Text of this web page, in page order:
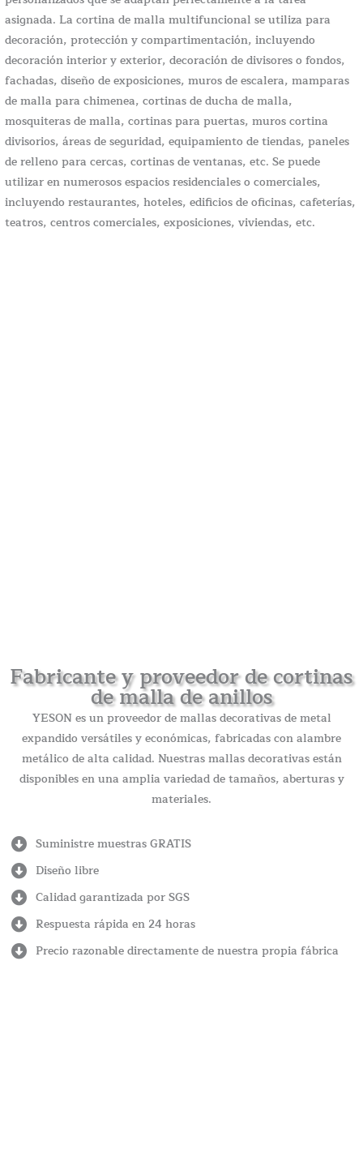
asignada. La cortina de malla multifuncional se utiliza para
decoración, protección y compartimentación, incluyendo
decoración interior y exterior, decoración de divisores o fondos,
fachadas, diseño de exposiciones, muros de escalera, mamparas
de malla para chimenea, cortinas de ducha de malla,
mosquiteras de malla, cortinas para puertas, muros cortina
divisorios, áreas de seguridad, equipamiento de tiendas, paneles
de relleno para cercas, cortinas de ventanas, etc. Se puede
utilizar en numerosos espacios residenciales o comerciales,
incluyendo restaurantes, hoteles, edificios de oficinas, cafeterías,
teatros, centros comerciales, exposiciones, viviendas, etc.
Fabricante y proveedor de cortinas
de malla de anillos
YESON es un proveedor de mallas decorativas de metal
expandido versátiles y económicas, fabricadas con alambre
metálico de alta calidad. Nuestras mallas decorativas están
disponibles en una amplia variedad de tamaños, aberturas y
materiales.
Suministre muestras GRATIS
Diseño libre
Calidad garantizada por SGS
Respuesta rápida en 24 horas
Precio razonable directamente de nuestra propia fábrica